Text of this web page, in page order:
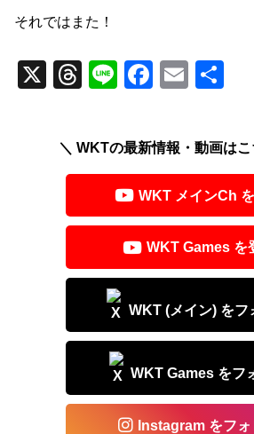
それではまた！
X
T
a
s
Li
F
e
b
o
o
k
E
＼ WKTの最新情報・動画は
WKT メインCh
WKT Games を
WKT (メイン) をフ
WKT Games をフ
Instagram をフ